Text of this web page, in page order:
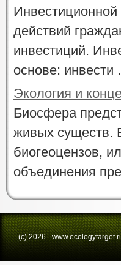
Инвестиционной
действий
инвестиций.
основе: инвести
Экология и
Биосфера
живых существ.
биогеоцензов,
объединения
(с) 2026 -